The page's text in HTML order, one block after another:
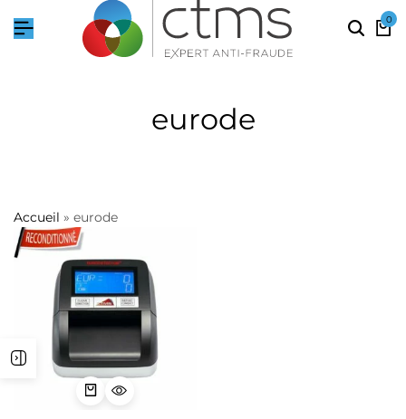
0
eurode
Accueil » eurode